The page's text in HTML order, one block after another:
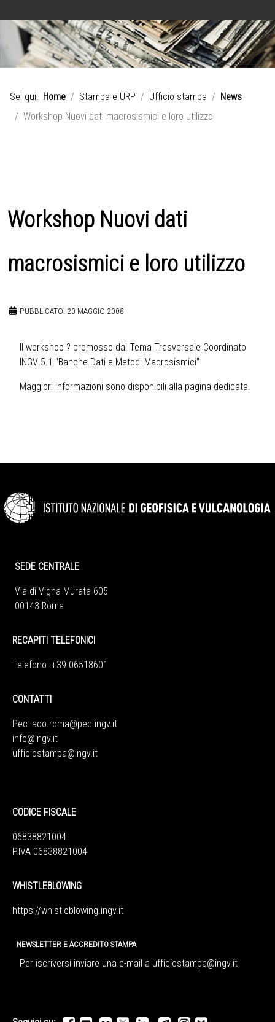
Sei qui: Home Stampa e URP Ufficio stampa
News
Workshop Nuovi dati macrosismici e loro utilizzo
Workshop Nuovi dati
macrosismici e loro utilizzo
PUBBLICATO: 20 MAGGIO 2008
Il workshop ? promosso dal Tema Trasversale Coordinato
INGV 5.1 "Banche Dati e Metodi Macrosismici"
Maggiori informazioni sono disponibili alla pagina dedicata.
SEDE CENTRALE
Via di Vigna Murata 605
00143 Roma
RECAPITI TELEFONICI
Telefono +39 06518601
CONTATTI
Pec: aoo.roma@pec.ingv.it
info@ingv.it
ufficiostampa@ingv.it
CODICE FISCALE
06838821004
P.IVA 06838821004
WHISTLEBLOWING
https://whistleblowing.ingv. it
NEWSLETTER E ACCREDITO STAMPA
Per iscriversi inviare una e-mail a ufficiostampa@ingv.it